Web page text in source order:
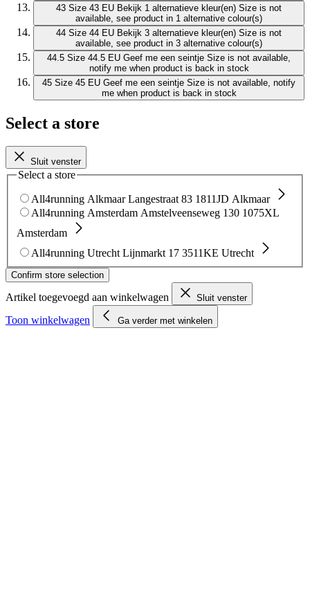
43 Size 43 EU Bekijk 1 alternatieve kleur(en) Size is not
available, see product in 1 alternative colour(s)
44 Size 44 EU Bekijk 3 alternatieve kleur(en) Size is not
available, see product in 3 alternative colour(s)
44.5 Size 44.5 EU Geef me een seintje Size is not available,
notify me when product is back in stock
45 Size 45 EU Geef me een seintje Size is not available, notify
me when product is back in stock
Select a store
Sluit venster
Select a store
All4running Alkmaar Langestraat 83 1811JD Alkmaar
All4running Amsterdam Amstelveenseweg 130 1075XL
Amsterdam
All4running Utrecht Lijnmarkt 17 3511KE Utrecht
Confirm store selection
Artikel toegevoegd aan winkelwagen Sluit venster
Toon winkelwagen Ga verder met winkelen